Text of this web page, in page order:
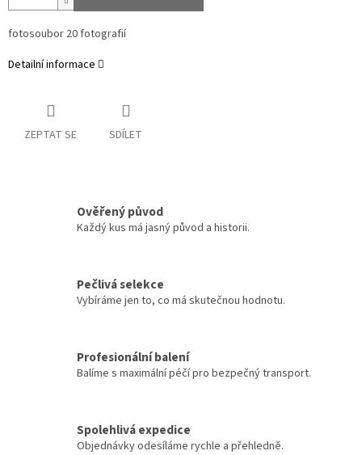
fotosoubor 20 fotografií
Detailní informace
ZEPTAT SE SDÍLET
Ověřený původ
Každý kus má jasný původ a historii.
Pečlivá selekce
Vybíráme jen to, co má skutečnou hodnotu.
Profesionální balení
Balíme s maximální péčí pro bezpečný transport.
Spolehlivá expedice
Objednávky odesíláme rychle a přehledně.